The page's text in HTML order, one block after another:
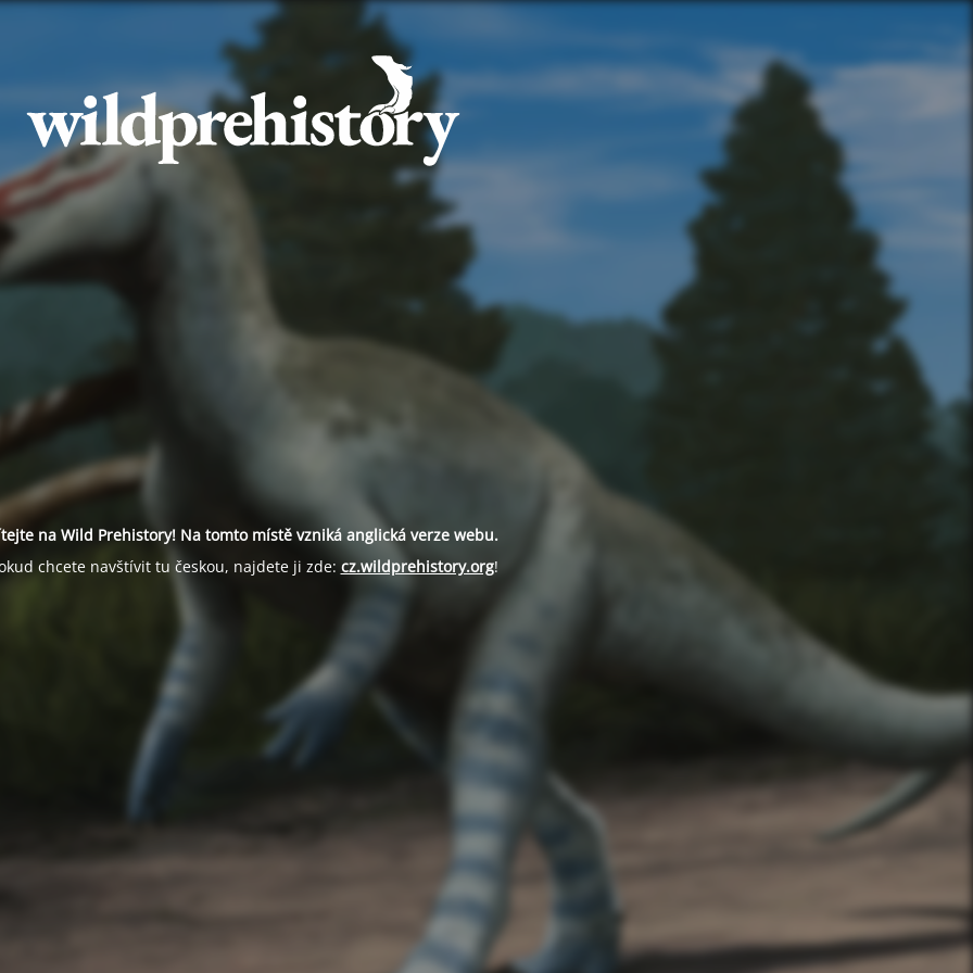
na Wild Prehistory! Na tomto místě vzniká anglická verze webu.
chcete navštívit tu českou, najdete ji zde: cz.wildprehistory.org!